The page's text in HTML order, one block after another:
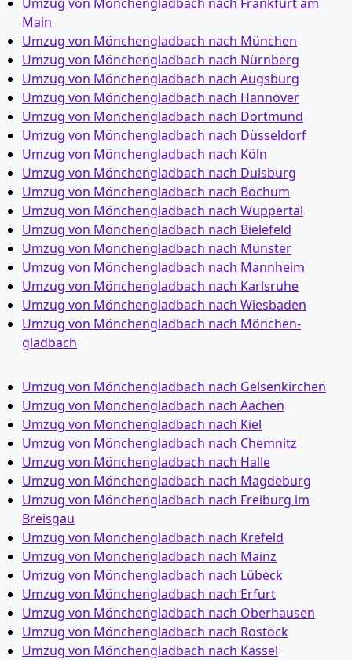
Main
Umzug von Mönchen­gladbach nach München
Umzug von Mönchen­gladbach nach Nürnberg
Umzug von Mönchen­gladbach nach Augsburg
Umzug von Mönchen­gladbach nach Hannover
Umzug von Mönchen­gladbach nach Dortmund
Umzug von Mönchen­gladbach nach Düsseldorf
Umzug von Mönchen­gladbach nach Köln
Umzug von Mönchen­gladbach nach Duisburg
Umzug von Mönchen­gladbach nach Bochum
Umzug von Mönchen­gladbach nach Wuppertal
Umzug von Mönchen­gladbach nach Bielefeld
Umzug von Mönchen­gladbach nach Münster
Umzug von Mönchen­gladbach nach Mannheim
Umzug von Mönchen­gladbach nach Karlsruhe
Umzug von Mönchen­gladbach nach Wiesbaden
Umzug von Mönchen­gladbach nach Mönchen­
gladbach
Umzug von Mönchen­gladbach nach Gelsenkirchen
Umzug von Mönchen­gladbach nach Aachen
Umzug von Mönchen­gladbach nach Kiel
Umzug von Mönchen­gladbach nach Chemnitz
Umzug von Mönchen­gladbach nach Halle
Umzug von Mönchen­gladbach nach Magdeburg
Umzug von Mönchen­gladbach nach Freiburg im
Breisgau
Umzug von Mönchen­gladbach nach Krefeld
Umzug von Mönchen­gladbach nach Mainz
Umzug von Mönchen­gladbach nach Lübeck
Umzug von Mönchen­gladbach nach Erfurt
Umzug von Mönchen­gladbach nach Oberhausen
Umzug von Mönchen­gladbach nach Rostock
Umzug von Mönchen­gladbach nach Kassel